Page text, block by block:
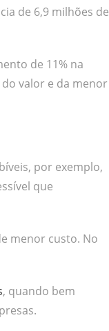
de 6,9 milhões de
de 11% na
valor e da menor
por exemplo,
que
menor custo. No
, quando bem